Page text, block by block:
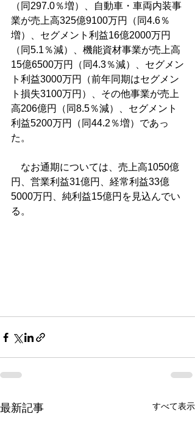
（同297.0％増）、自動車・車両内装事
業が売上高325億9100万円（同4.6％
増）、セグメント利益16億2000万円
（同5.1％減）、機能資材事業が売上高
15億6500万円（同4.3％減）、セグメン
ト利益3000万円（前年同期はセグメン
ト損失3100万円）、その他事業が売上
高206億円（同8.5％減）、セグメント
利益5200万円（同44.2％増）であっ
た。
なお通期については、売上高1050億
円、営業利益31億円、経常利益33億
5000万円、純利益15億円を見込んでい
る。
最新記事 すべて表示